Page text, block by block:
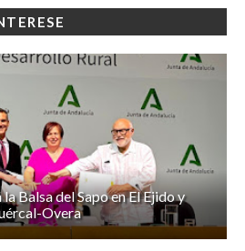
Balsa del Sapo en El Ejido y
Overa